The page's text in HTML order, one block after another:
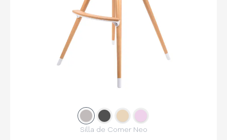
Slide 1
Slide 2
Slide 3
Slide
Silla de Comer Neo